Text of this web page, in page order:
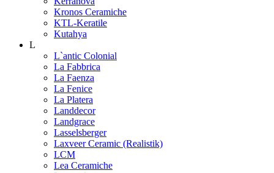
Kronos Ceramiche
KTL-Keratile
Kutahya
L
L`antic Colonial
La Fabbrica
La Faenza
La Fenice
La Platera
Landdecor
Landgrace
Lasselsberger
Laxveer Ceramic (Realistik)
LCM
Lea Ceramiche